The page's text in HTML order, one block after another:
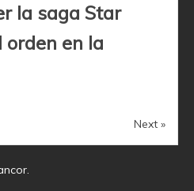
la saga Star
orden en la
Next »